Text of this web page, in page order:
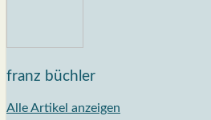
franz büchler
Alle Artikel anzeigen